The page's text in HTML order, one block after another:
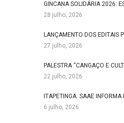
GINCANA SOLIDÁRIA 2026:
28 julho, 2026
LANÇAMENTO DOS EDITAIS
27 julho, 2026
PALESTRA “CANGAÇO E
22 julho, 2026
ITAPETINGA: SAAE
6 julho, 2026